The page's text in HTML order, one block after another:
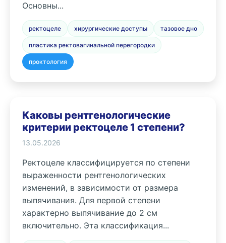
Основны...
ректоцеле хирургические доступы тазовое дно
пластика ректовагинальной перегородки
проктология
Каковы рентгенологические
критерии ректоцеле 1 степени?
13.05.2026
Ректоцеле классифицируется по степени
выраженности рентгенологических
изменений, в зависимости от размера
выпячивания. Для первой степени
характерно выпячивание до 2 см
включительно. Эта классификация...